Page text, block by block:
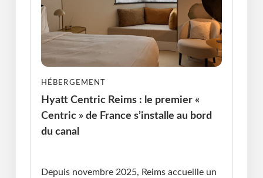
HÉBERGEMENT
Hyatt Centric Reims : le premier «
Centric » de France s’installe au bord
du canal
Depuis novembre 2025, Reims accueille un